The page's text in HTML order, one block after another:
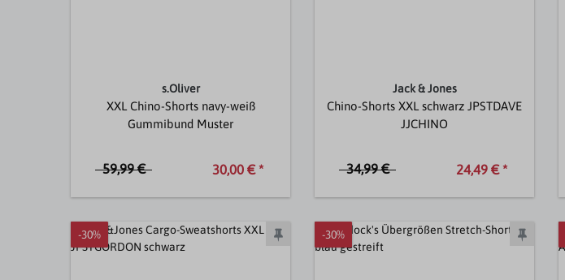
s.Oliver
XXL Chino-Shorts navy-weiß
Gummibund Muster
59,99 € 30,00 € *
Jack & Jones
Chino-Shorts XXL schwarz JPSTDAVE
JJCHINO
34,99 € 24,49 € *
-30% -30%